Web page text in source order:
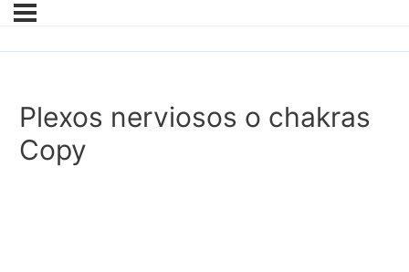
Plexos nerviosos o chakras
Copy